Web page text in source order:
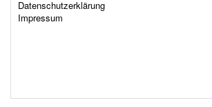
Datenschutzerklärung
Impressum